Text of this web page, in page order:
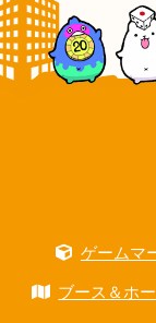
ゲームマ
ブース＆ホ